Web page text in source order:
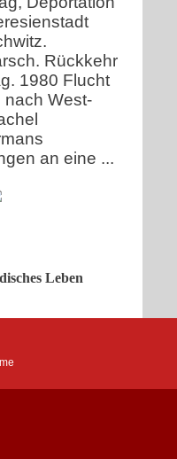
Rückkehr
1980 Flucht
nach West-
an eine ...
Leben